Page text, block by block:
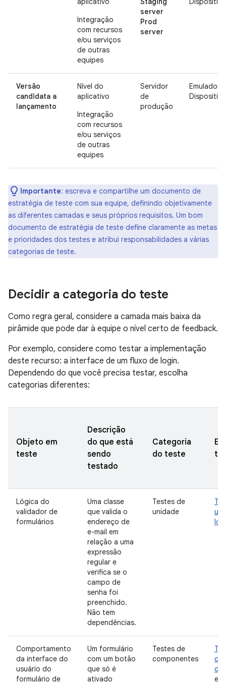
Integração
com recursos
e/ou serviços
de outras
equipes
server
Prod
server
Versão
candidata a
lançamento
Nível do
aplicativo
Integração
com recursos
e/ou serviços
de outras
equipes
Servidor
de
produção
Emulador
Importante: escreva e compartilhe um documento de
estratégia de teste com sua equipe, definindo objetivamente
as diferentes camadas e seus próprios requisitos. Um bom
documento de estratégia de teste define claramente as metas
e prioridades dos testes e atribui responsabilidades a várias
categorias de teste.
Decidir a categoria do teste
Como regra geral, considere a camada mais baixa da
pirâmide que pode dar à equipe o nível certo de feedback.
Por exemplo, considere como testar a implementação
deste recurso: a interface de um fluxo de login.
Dependendo do que você precisa testar, escolha
categorias diferentes:
Objeto em
teste
Descrição
do que está
sendo
testado
Categoria
do teste
Lógica do
validador de
formulários
Uma classe
que valida o
endereço de
e-mail em
relação a uma
expressão
regular e
verifica se o
campo de
senha foi
preenchido.
Não tem
dependências.
Testes de
unidade
Comportamento
da interface do
usuário do
formulário de
Um formulário
com um botão
que só é
ativado
Testes de
componentes
da